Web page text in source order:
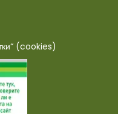
(cookies)